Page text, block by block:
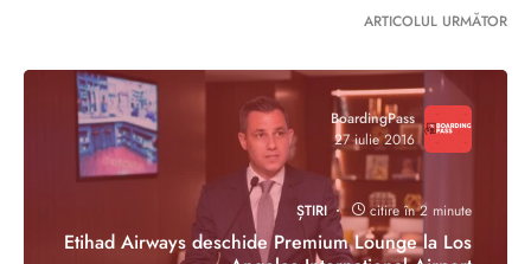
ARTICOLUL URMĂTOR
BoardingPass
27 iulie 2016
ȘTIRI citire în 2 minute
Etihad Airways deschide Premium Lounge la Los